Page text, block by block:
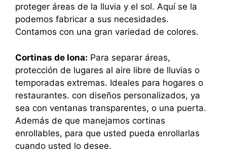
proteger áreas de la lluvia y el sol. Aquí se la
podemos fabricar a sus necesidades.
Contamos con una gran variedad de colores.
Cortinas de lona: Para separar áreas,
protección de lugares al aire libre de lluvias o
temporadas extremas. Ideales para hogares o
restaurantes. con diseños personalizados, ya
sea con ventanas transparentes, o una puerta.
Además de que manejamos cortinas
enrollables, para que usted pueda enrollarlas
cuando usted lo desee.